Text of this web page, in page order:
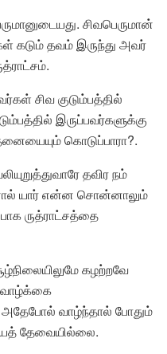
சிவபெருமான்
கடும் தவம் இருந்து அவர்
சிவ குடும்பத்தில்
இருப்பவர்களுக்கு
கொடுப்பாரா?.
தவிர நம்
யார் என்ன சொன்னாலும்
ருத்ராட்சத்தை
கழற்றவே
வாழ்க்கை
வாழ்ந்தால் போதும்
தேவையில்லை.